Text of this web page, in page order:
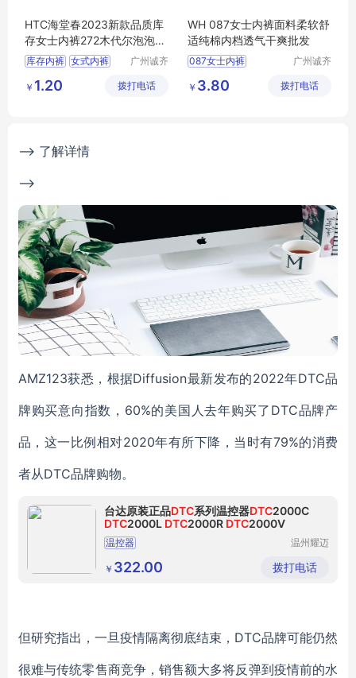
HTC海堂春2023新款品质库
存女士内裤272木代尔泡泡棉
尾货女式内裤
库存内裤 女式内裤
尾货女内裤
广州诚齐
公司
￥ 1.20 拨打电话
WH 087女士内裤面料柔软舒
适纯棉内档透气干爽批发
087女士内裤
广州诚齐
公司
￥ 3.80 拨打电话
--> 了解详情
-->
AMZ123获悉，根据Diffusion最新发布的2022年DTC品
牌购买意向指数，60%的美国人去年购买了DTC品牌产
品，这一比例相对2020年有所下降，当时有79%的消费
者从DTC品牌购物。
台达原装正品DTC系列温控器DTC2000C
DTC2000L DTC2000R DTC2000V
温控器
温州耀迈
备有限公
司
￥ 322.00 拨打电话
但研究指出，一旦疫情隔离彻底结束，DTC品牌可能仍然
很难与传统零售商竞争，销售额大多将反弹到疫情前的水